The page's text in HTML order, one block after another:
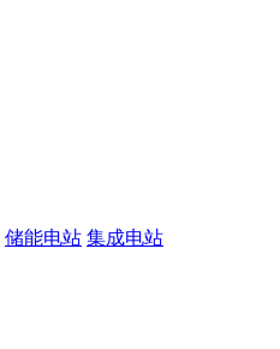
储能电站 集成电站